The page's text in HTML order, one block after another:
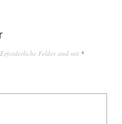
Erforderliche Felder sind mit *